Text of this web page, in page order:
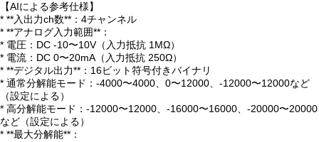
【AIによる参考仕様】
* **入出力ch数**：4チャンネル
* **アナログ入力範囲**：
* 電圧：DC -10〜10V（入力抵抗 1MΩ）
* 電流：DC 0〜20mA（入力抵抗 250Ω）
* **デジタル出力**：16ビット符号付きバイナリ
* 通常分解能モード：-4000〜4000、0〜12000、-12000〜12000など
（設定による）
* 高分解能モード：-12000〜12000、-16000〜16000、-20000〜20000
など（設定による）
* **最大分解能**：